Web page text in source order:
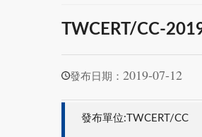
TWCERT/CC-
發布日期： 2019-07-12
發布單位:TWCERT/CC